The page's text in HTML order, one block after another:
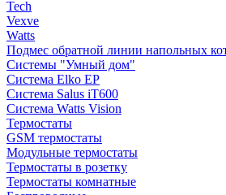
Tech
Vexve
Watts
Подмес обратной линии напольных
Системы "Умный дом"
Система Elko EP
Система Salus iT600
Система Watts Vision
Термостаты
GSM термостаты
Модульные термостаты
Термостаты в розетку
Термостаты комнатные